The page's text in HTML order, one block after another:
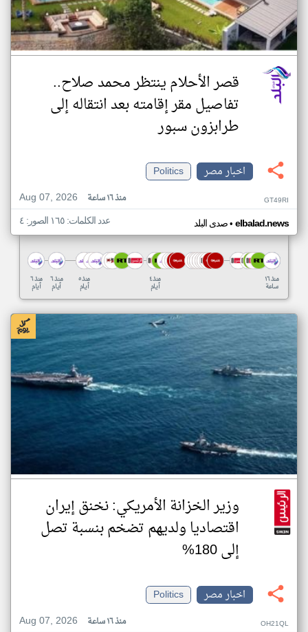
قصر الأحلام ينتظر محمد صلاح..
تفاصيل مقر إقامته بعد انتقاله إلى
طرابزون سبور
اخبار مصر
Politics
Aug 07, 2026
منذ ١٦ ساعة GT49RI
صدى البلد• elbalad.news عدد الكلمات: ١٦٥ الصور: ٤
منذ ٦
أيام
منذ ٦
أيام
منذ ٥
أيام
منذ ٤
أيام
منذ ١٦
ساعة
وزير الخزانة الأمريكي: نخنق إيران
اقتصاديا ولديهم تضخم بنسبة تصل
إلى 180%
اخبار مصر
Politics
Aug 07, 2026
منذ ١٦ ساعة OH21QL